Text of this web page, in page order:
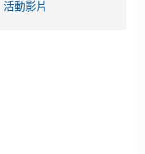
活動影片